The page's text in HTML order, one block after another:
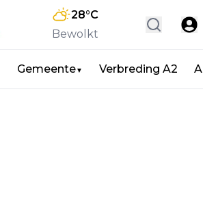
28°C
Bewolkt
Gemeente▼ Verbreding A2